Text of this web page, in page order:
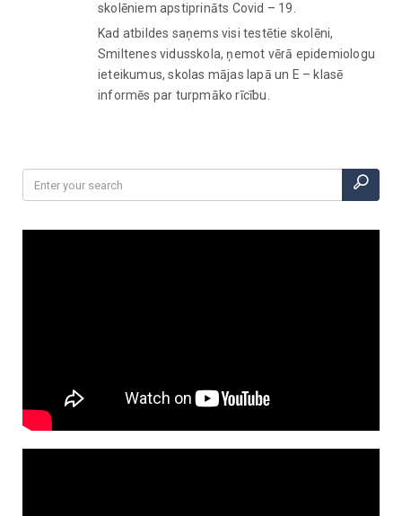
skolēniem apstiprināts Covid – 19.
Kad atbildes saņems visi testētie skolēni,
Smiltenes vidusskola, ņemot vērā epidemiologu
ieteikumus, skolas mājas lapā un E – klasē
informēs par turpmāko rīcību.